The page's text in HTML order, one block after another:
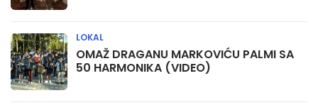
OMAŽ DRAGANU MARKOVIĆU PALMI SA
50 HARMONIKA (VIDEO)
LOKAL